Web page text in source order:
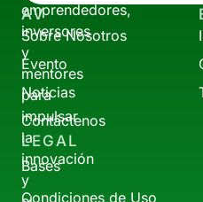
emprendedores,
inversores
y
mentores
para
impulsar
la
innovación
y
AV
Sobre Nosotros
Evento
Noticias
Contáctenos
LEGAL
Bases
Condiciones de Uso